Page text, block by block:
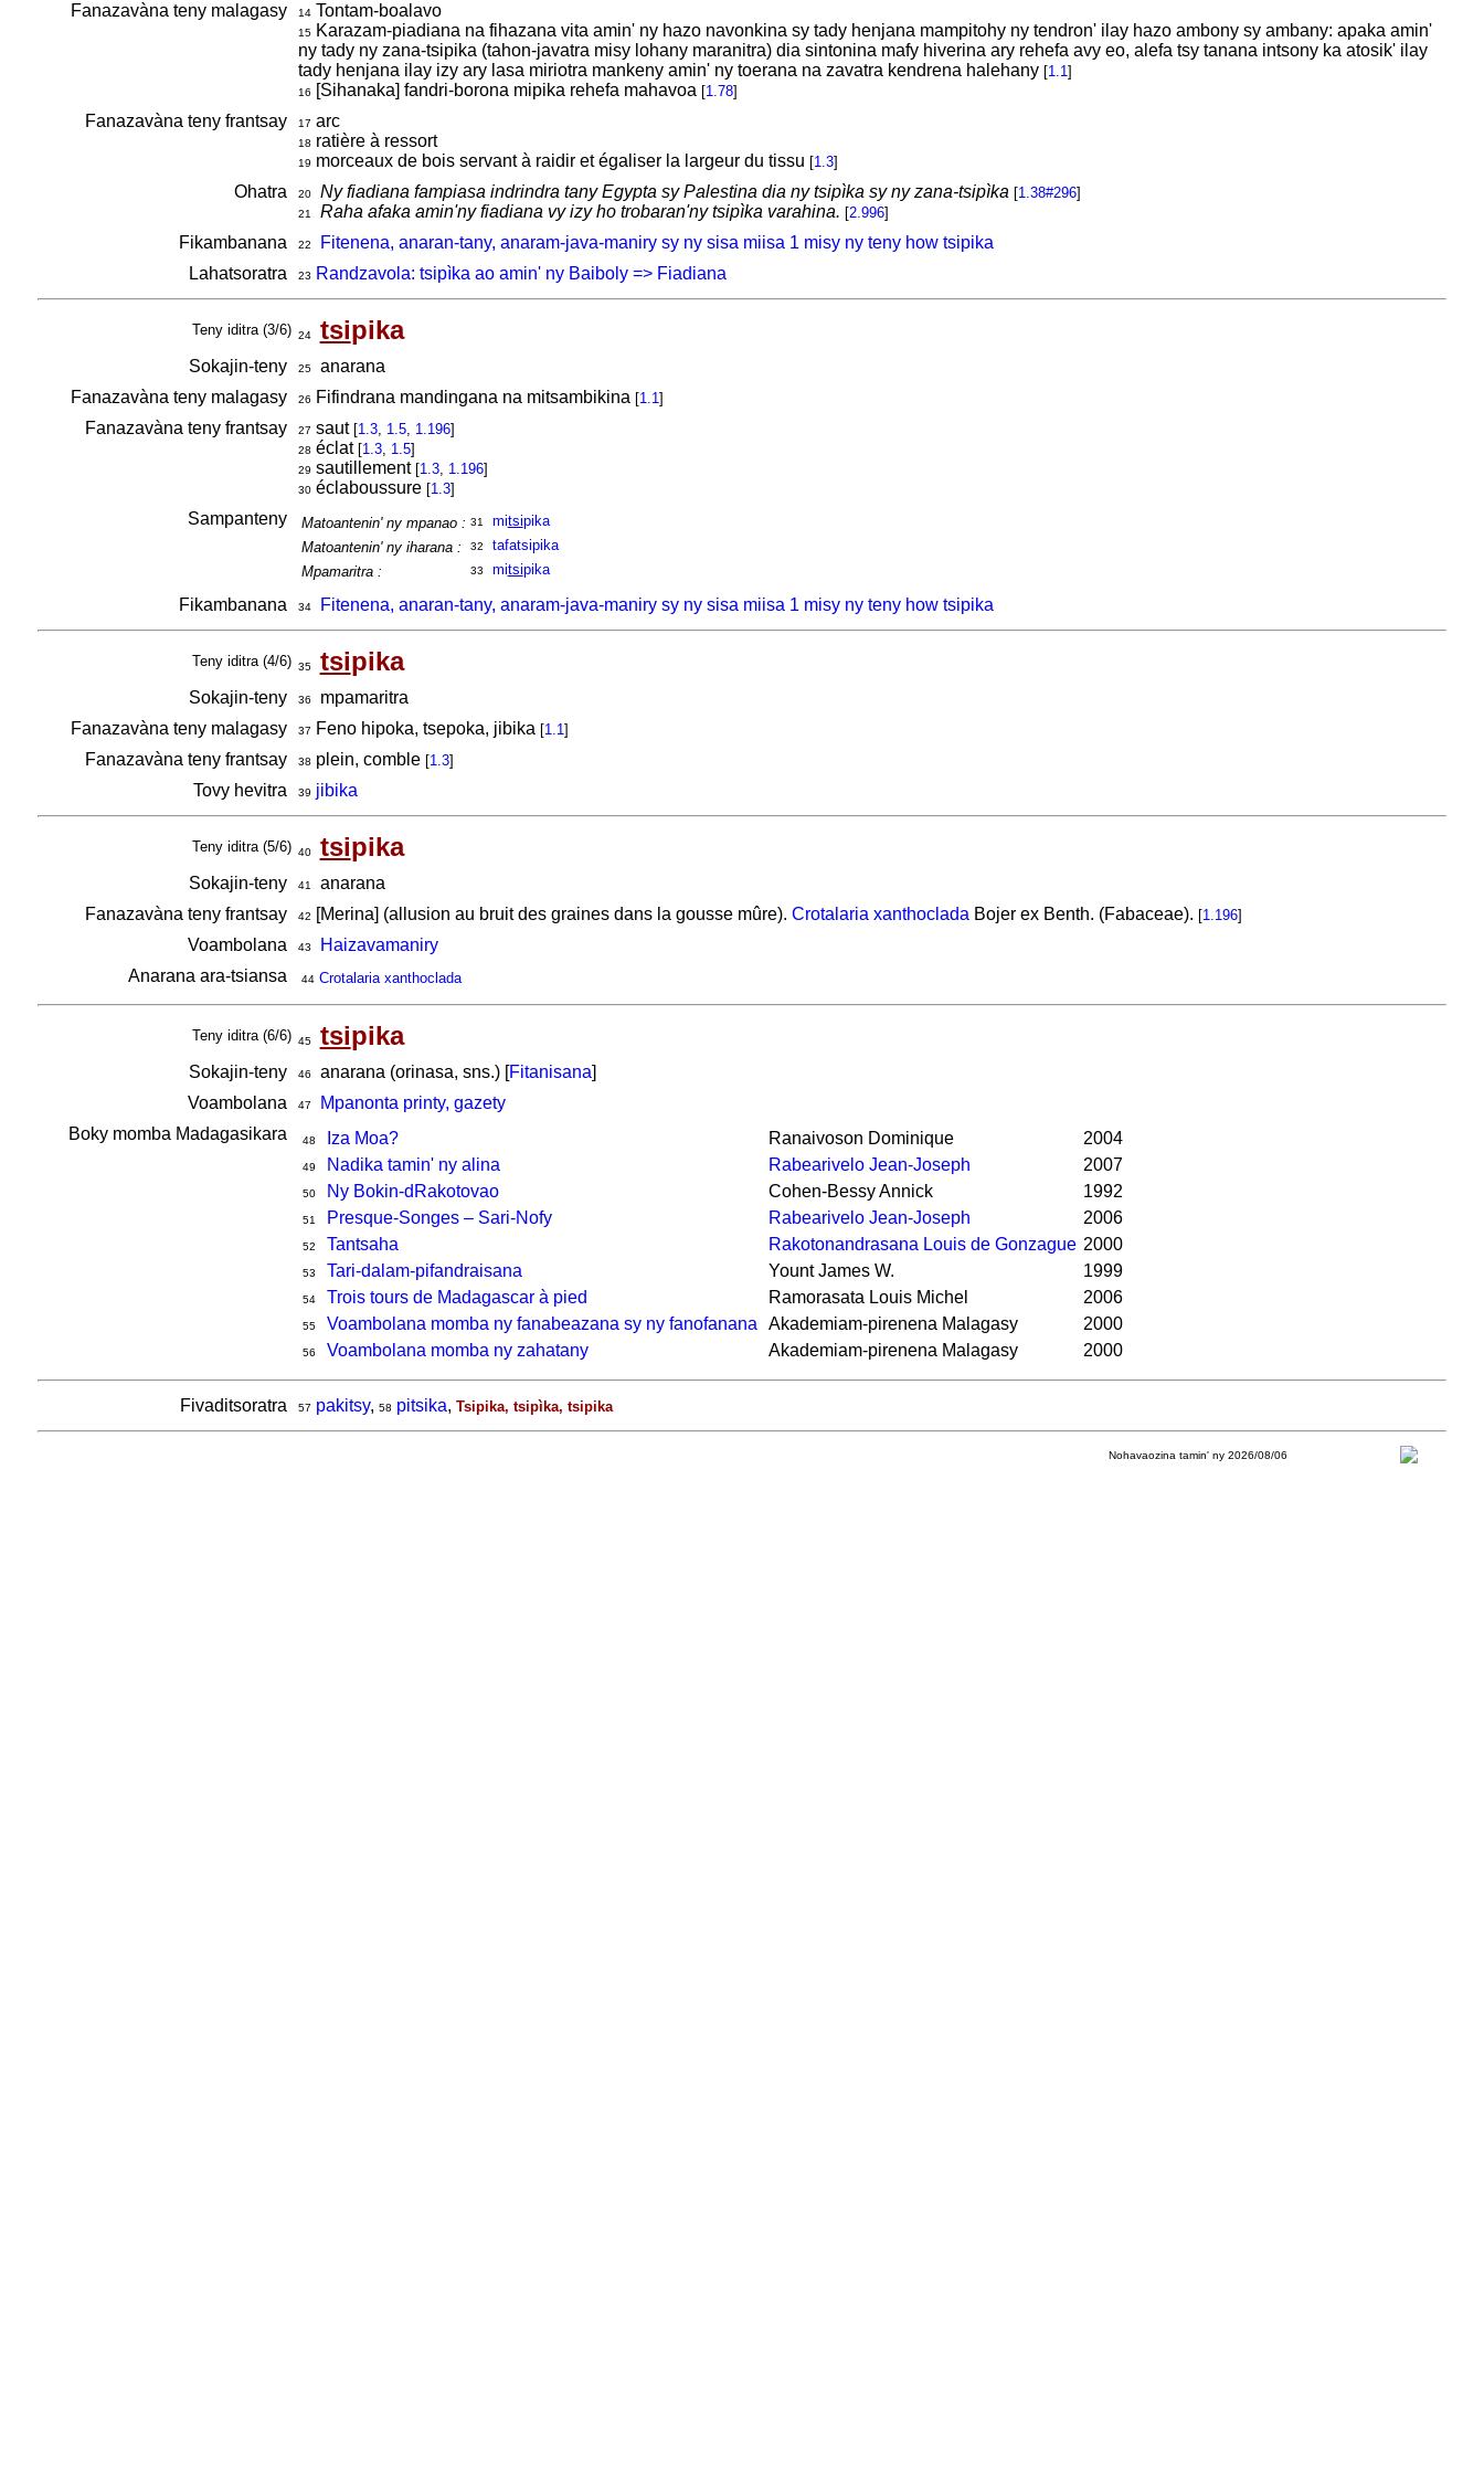
Fanazavàna teny malagasy
14Tontam-boalavo
15Karazam-piadiana na fihazana vita amin' ny hazo navonkina sy tady henjana mampitohy ny tendron' ilay hazo ambony sy ambany: apaka amin'
ny tady ny zana-tsipika (tahon-javatra misy lohany maranitra) dia sintonina mafy hiverina ary rehefa avy eo, alefa tsy tanana intsony ka atosik' ilay
tady henjana ilay izy ary lasa miriotra mankeny amin' ny toerana na zavatra kendrena halehany [1.1]
16 [Sihanaka] fandri-borona mipika rehefa mahavoa [1.78]
Fanazavàna teny frantsay 17 arc
18 ratière à ressort
19 morceaux de bois servant à raidir et égaliser la largeur du tissu [1.3]
Ohatra 20 Ny fiadiana fampiasa indrindra tany Egypta sy Palestina dia ny tsipìka sy ny zana-tsipìka [1.38#296]
21 Raha afaka amin'ny fiadiana vy izy ho trobaran'ny tsipìka varahina. [2.996]
Fikambanana 22
Fitenena, anaran-tany, anaram-java-maniry sy ny sisa miisa 1 misy ny teny how tsipika
Lahatsoratra
23 Randzavola: tsipìka ao amin' ny Baiboly => Fiadiana
Teny iditra (3/6) 24 tsipika
Sokajin-teny 25anarana
Fanazavàna teny malagasy
26 Fifindrana mandingana na mitsambikina [1.1]
Fanazavàna teny frantsay 27 saut [1.3, 1.5, 1.196]
28 éclat [1.3, 1.5]
29 sautillement [1.3, 1.196]
30éclaboussure [1.3]
Sampanteny Matoantenin' ny mpanao : 31 mitsipika
Matoantenin' ny iharana :
32
tafatsipika
Mpamaritra :
33 mitsipika
Fikambanana 34 Fitenena, anaran-tany, anaram-java-maniry sy ny sisa miisa 1 misy ny teny how tsipika
Teny iditra (4/6) 35 tsipika
Sokajin-teny 36
mpamaritra
Fanazavàna teny malagasy
37 Feno hipoka, tsepoka, jibika [1.1]
Fanazavàna teny frantsay 38 plein, comble [1.3]
Tovy hevitra 39 jibika
Teny iditra (5/6) 40 tsipika
Sokajin-teny 41
anarana
Fanazavàna teny frantsay
42 [Merina] (allusion au bruit des graines dans la gousse mûre). Crotalaria xanthoclada Bojer ex Benth. (Fabaceae). [1.196]
Voambolana 43
Haizavamaniry
Anarana ara-tsiansa
44 Crotalaria xanthoclada
Teny iditra (6/6) 45 tsipika
Sokajin-teny 46 anarana (orinasa, sns.) [Fitanisana]
Voambolana
47
Mpanonta printy, gazety
Boky momba Madagasikara
48 Iza Moa? Ranaivoson Dominique 2004
49 Nadika tamin' ny alina Rabearivelo Jean-Joseph 2007
50 Ny Bokin-dRakotovao Cohen-Bessy Annick 1992
51 Presque-Songes – Sari-Nofy Rabearivelo Jean-Joseph 2006
52 Tantsaha Rakotonandrasana Louis de Gonzague 2000
53 Tari-dalam-pifandraisana Yount James W. 1999
54 Trois tours de Madagascar à pied Ramorasata Louis Michel 2006
55 Voambolana momba ny fanabeazana sy ny fanofanana Akademiam-pirenena Malagasy 2000
56 Voambolana momba ny zahatany Akademiam-pirenena Malagasy 2000
Fivaditsoratra 57 pakitsy, 58 pitsika, Tsipika, tsipìka, tsipika
Nohavaozina tamin' ny 2026/08/06